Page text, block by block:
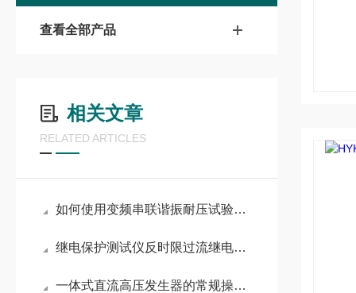
查看全部产品
相关文章
RELATED ARTICLES
如何使用变频串联谐振耐压试验装置进行高压试验？
继电保护测试仪反时限过流继电器测量
一体式直流高压发生器的常规操作方法